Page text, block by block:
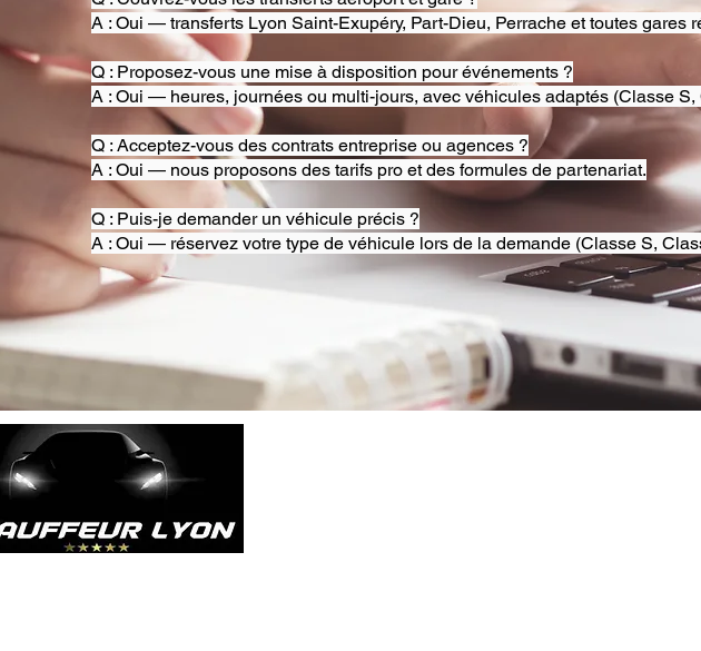
A : Oui — transferts Lyon Saint-Exupéry, Part-Dieu, Perrache et toutes gares
Q : Proposez-vous une mise à disposition pour événements ?
A : Oui — heures, journées ou multi-jours, avec véhicules adaptés (Classe S,
Q : Acceptez-vous des contrats entreprise ou agences ?
A : Oui — nous proposons des tarifs pro et des formules de partenariat.
Q : Puis-je demander un véhicule précis ?
A : Oui — réservez votre type de véhicule lors de la demande (Classe S,